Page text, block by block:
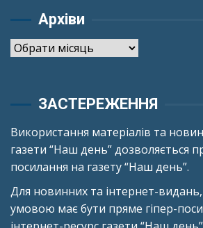
Архіви
Архіви
ЗАСТЕРЕЖЕННЯ
Використання матеріалів та
газети “Наш день” дозволяється
посилання на газету “Наш день”.
Для новинних та інтернет-
умовою має бути пряме гіпер-